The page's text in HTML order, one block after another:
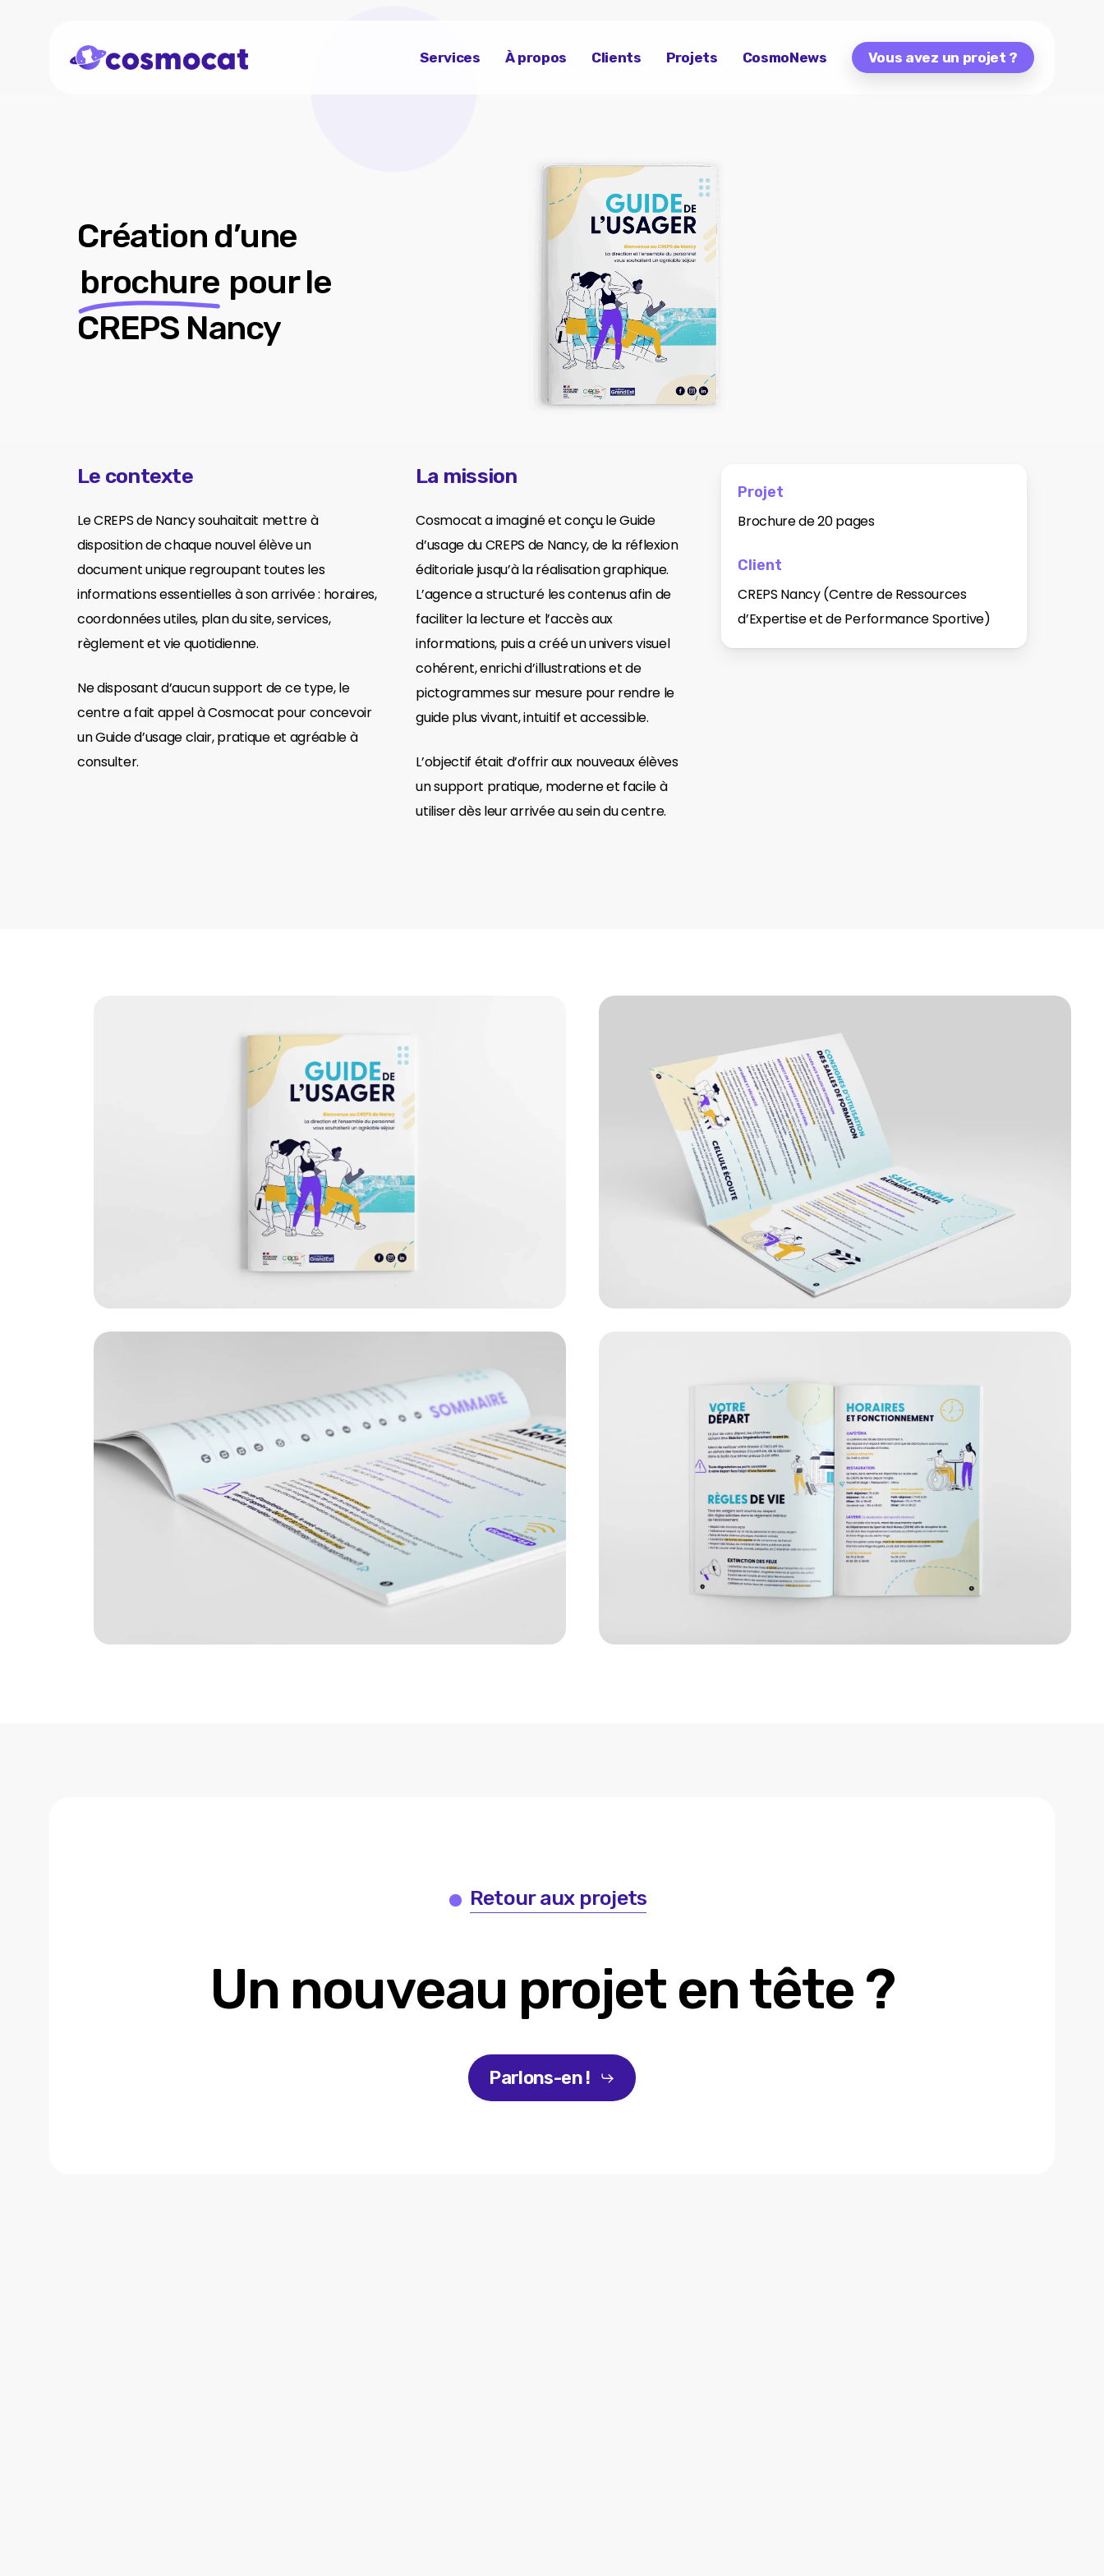
Services À propos Clients Projets CosmoNews Vous avez un projet ?
Création d’une
brochure pour le
CREPS Nancy
Le contexte
Le CREPS de Nancy souhaitait mettre à
disposition de chaque nouvel élève un
document unique regroupant toutes les
informations essentielles à son arrivée : horaires,
coordonnées utiles, plan du site, services,
règlement et vie quotidienne.
Ne disposant d’aucun support de ce type, le
centre a fait appel à Cosmocat pour concevoir
un Guide d’usage clair, pratique et agréable à
consulter.
La mission
Cosmocat a imaginé et conçu le Guide
d’usage du CREPS de Nancy, de la réflexion
éditoriale jusqu’à la réalisation graphique.
L’agence a structuré les contenus afin de
faciliter la lecture et l’accès aux
informations, puis a créé un univers visuel
cohérent, enrichi d’illustrations et de
pictogrammes sur mesure pour rendre le
guide plus vivant, intuitif et accessible.
L’objectif était d’offrir aux nouveaux élèves
un support pratique, moderne et facile à
utiliser dès leur arrivée au sein du centre.
Projet
Brochure de 20 pages
Client
CREPS Nancy (Centre de Ressources
d’Expertise et de Performance Sportive)
Retour aux projets
Un nouveau projet en tête ?
Parlons-en !